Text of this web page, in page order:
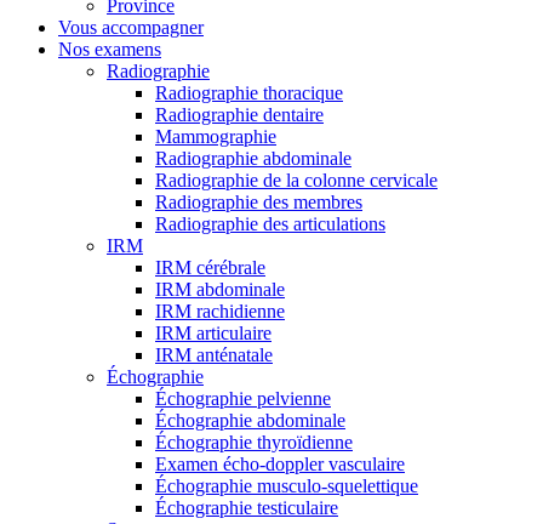
Province
Vous accompagner
Nos examens
Radiographie
Radiographie thoracique
Radiographie dentaire
Mammographie
Radiographie abdominale
Radiographie de la colonne cervicale
Radiographie des membres
Radiographie des articulations
IRM
IRM cérébrale
IRM abdominale
IRM rachidienne
IRM articulaire
IRM anténatale
Échographie
Échographie pelvienne
Échographie abdominale
Échographie thyroïdienne
Examen écho-doppler vasculaire
Échographie musculo-squelettique
Échographie testiculaire